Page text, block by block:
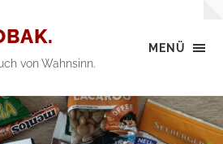
MENÜ
von Wahnsinn.